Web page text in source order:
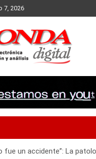
7, 2026
fue un accidente”: La